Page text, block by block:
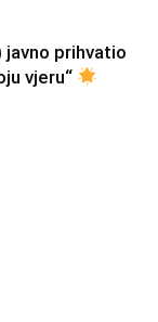
javno prihvatio
vjeru“